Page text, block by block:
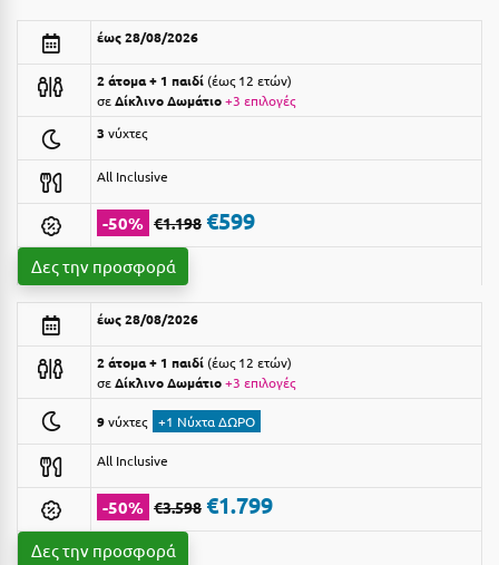
Αρκίτσα
Αρτέμιδα
Αρχαία Ολυμπία
Αστυπάλαια
Αττική
Αχαΐα
Βansko
Βόλος
Βραχάτι Κορινθίας
Ξενοδοχεία 3 Αστέρων
Ξενοδοχεία 4 Αστέρων
Ενοικιαζόμενα Δωμάτια
Διαμερίσματα
Studios
Boutique Hotels
Ξενώνες
Camping
Suites
έως 28/08/2026
2 άτομα + 1 παιδί έως 12 ετών
σεΔίκλινο Δωμάτιο+3 επιλογές
3 νύχτες
All Inclusive
-50% €1.198 €599
Δες την προσφορά
έως 28/08/2026
2 άτομα + 1 παιδί έως 12 ετών
σεΔίκλινο Δωμάτιο+3 επιλογές
9νύχτες +1 Νύχτα ΔΩΡΟ
All Inclusive
-50% €3.598 €1.799
Δες την προσφορά